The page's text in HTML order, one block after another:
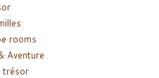
rooms
Aventure
trésor